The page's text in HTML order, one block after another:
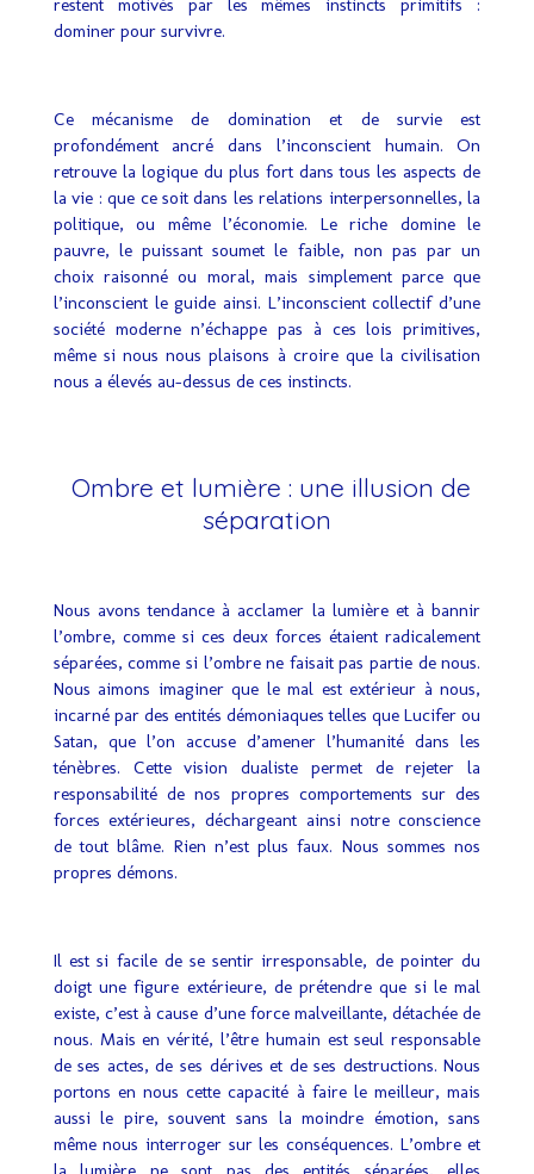
restent motivés par les mêmes instincts primitifs :
dominer pour survivre.
Ce mécanisme de domination et de survie est
profondément ancré dans l’inconscient humain. On
retrouve la logique du plus fort dans tous les aspects de
la vie : que ce soit dans les relations interpersonnelles, la
politique, ou même l’économie. Le riche domine le
pauvre, le puissant soumet le faible, non pas par un
choix raisonné ou moral, mais simplement parce que
l’inconscient le guide ainsi. L’inconscient collectif d’une
société moderne n’échappe pas à ces lois primitives,
même si nous nous plaisons à croire que la civilisation
nous a élevés au-dessus de ces instincts.
Ombre et lumière : une illusion de
séparation
Nous avons tendance à acclamer la lumière et à bannir
l’ombre, comme si ces deux forces étaient radicalement
séparées, comme si l’ombre ne faisait pas partie de nous.
Nous aimons imaginer que le mal est extérieur à nous,
incarné par des entités démoniaques telles que Lucifer ou
Satan, que l’on accuse d’amener l’humanité dans les
ténèbres. Cette vision dualiste permet de rejeter la
responsabilité de nos propres comportements sur des
forces extérieures, déchargeant ainsi notre conscience
de tout blâme. Rien n’est plus faux. Nous sommes nos
propres démons.
Il est si facile de se sentir irresponsable, de pointer du
doigt une figure extérieure, de prétendre que si le mal
existe, c’est à cause d’une force malveillante, détachée de
nous. Mais en vérité, l’être humain est seul responsable
de ses actes, de ses dérives et de ses destructions. Nous
portons en nous cette capacité à faire le meilleur, mais
aussi le pire, souvent sans la moindre émotion, sans
même nous interroger sur les conséquences. L’ombre et